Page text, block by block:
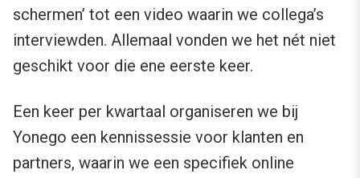
schermen’ tot een video waarin we collega’s
interviewden. Allemaal vonden we het nét niet
geschikt voor die ene eerste keer.
Een keer per kwartaal organiseren we bij
Yonego een kennissessie voor klanten en
partners, waarin we een specifiek online